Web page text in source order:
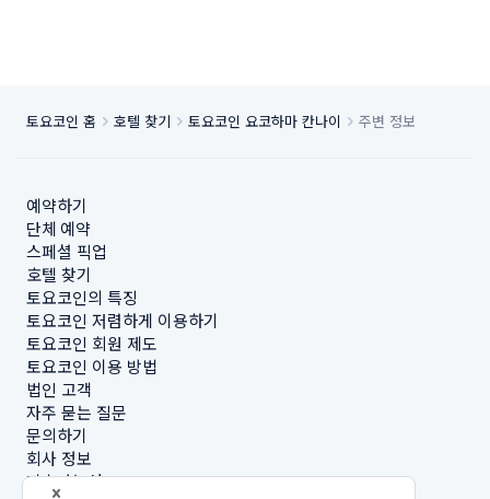
토요코인 홈 호텔 찾기 토요코인 요코하마 칸나이 주변 정보
예약하기
단체 예약
스페셜 픽업
호텔 찾기
토요코인의 특징
토요코인 저렴하게 이용하기
토요코인 회원 제도
토요코인 이용 방법
법인 고객
자주 묻는 질문
문의하기
회사 정보
지속가능성